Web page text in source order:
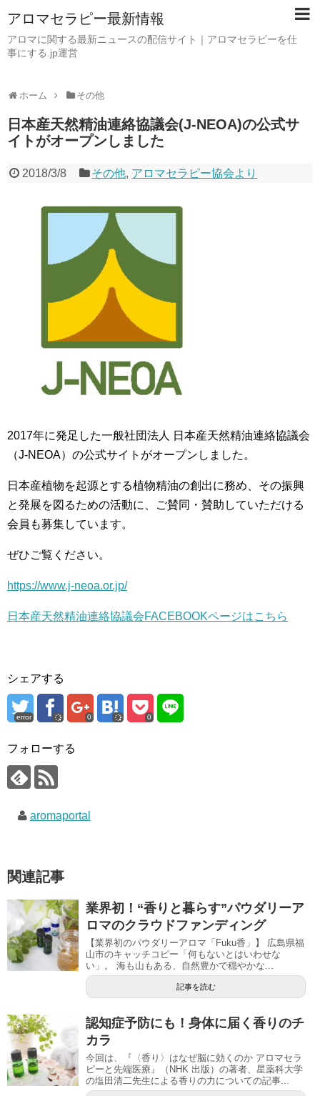
アロマセラピー最新情報
アロマに関する最新ニュースの配信サイト｜アロマセラピーを仕
事にする.jp運営
ホーム その他
日本産天然精油連絡協議会(J-NEOA)の公式サ
イトがオープンしました
2018/3/8 その他, アロマセラピー協会より
2017年に発足した一般社団法人 日本産天然精油連絡協議会
（J-NEOA）の公式サイトがオープンしました。
日本産植物を起源とする植物精油の創出に務め、その振興
と発展を図るための活動に、ご賛同・賛助していただける
会員も募集しています。
ぜひご覧ください。
https://www.j-neoa.or.jp/
日本産天然精油連絡協議会FACEBOOKページはこちら
シェアする
error 0 0
フォローする
aromaportal
関連記事
業界初！“香りと暮らす”パウダリーア
ロマのクラウドファンディング
【業界初のパウダリーアロマ「Fuku香」】 広島県福
山市のキャッチコピー「何もないとはいわせな
い」。 海も山もある、自然豊かで穏やかな...
記事を読む
認知症予防にも！身体に届く香りのチ
カラ
今回は、『〈香り〉はなぜ脳に効くのか アロマセラ
ピーと先端医療』（NHK 出版）の著者、星薬科大学
の塩田清二先生による香りの力についての記事...